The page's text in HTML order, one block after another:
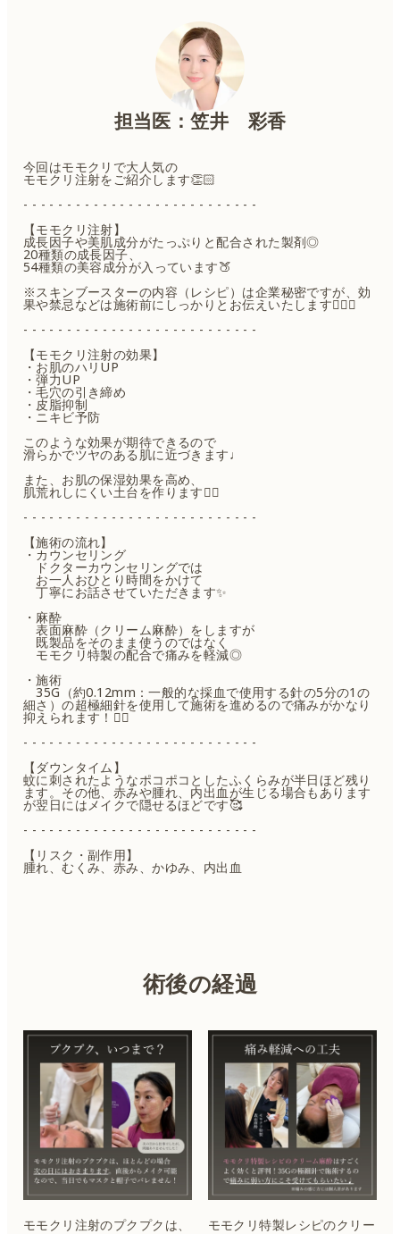
担当医：笠井 彩香
今回はモモクリで大人気の
モモクリ注射をご紹介します👏🏻
- - - - - - - - - - - - - - - - - - - - - - - - - - -
【モモクリ注射】
成長因子や美肌成分がたっぷりと配合された製剤◎
20種類の成長因子、
54種類の美容成分が入っています🍑
※スキンブースターの内容（レシピ）は企業秘密ですが、効
果や禁忌などは施術前にしっかりとお伝えいたします🙆🏻‍♀️
- - - - - - - - - - - - - - - - - - - - - - - - - - -
【モモクリ注射の効果】
・お肌のハリUP
・弾力UP
・毛穴の引き締め
・皮脂抑制
・ニキビ予防
このような効果が期待できるので
滑らかでツヤのある肌に近づきます♩
また、お肌の保湿効果を高め、
肌荒れしにくい土台を作ります🪏🪴
- - - - - - - - - - - - - - - - - - - - - - - - - - -
【施術の流れ】
・カウンセリング
ドクターカウンセリングでは
お一人おひとり時間をかけて
丁寧にお話させていただきます✨
・麻酔
表面麻酔（クリーム麻酔）をしますが
既製品をそのまま使うのではなく
モモクリ特製の配合で痛みを軽減◎
・施術
35G（約0.12mm：一般的な採血で使用する針の5分の1の
細さ）の超極細針を使用して施術を進めるので痛みがかなり
抑えられます！👌🏻
- - - - - - - - - - - - - - - - - - - - - - - - - - -
【ダウンタイム】
蚊に刺されたようなポコポコとしたふくらみが半日ほど残り
ます。その他、赤みや腫れ、内出血が生じる場合もあります
が翌日にはメイクで隠せるほどです🥰
- - - - - - - - - - - - - - - - - - - - - - - - - - -
【リスク・副作用】
腫れ、むくみ、赤み、かゆみ、内出血
術後の経過
モモクリ注射のプクプクは、
モモクリ特製レシピのクリー